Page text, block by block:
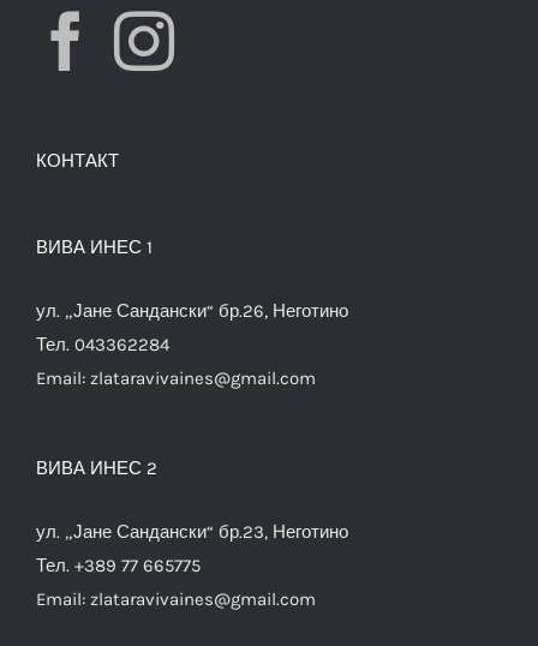
КОНТАКТ
ВИВА ИНЕС 1
ул. „Јане Сандански“ бр.26, Неготино
Тел. 043362284
Email: zlataravivaines@gmail.com
ВИВА ИНЕС 2
ул. „Јане Сандански“ бр.23, Неготино
Тел. +389 77 665775
Email: zlataravivaines@gmail.com